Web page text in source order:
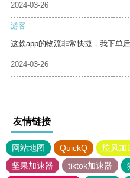
2024-03-26
游客
这款app的物流非常快捷，我下单
2024-03-26
友情链接
网站地图 QuickQ 旋风加
坚果加速器
tiktok加速器